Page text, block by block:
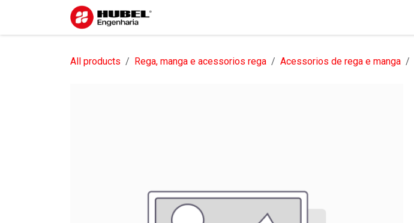
Pular para o conteúdo
All products Rega, manga e acessorios rega Acessorios de rega e manga